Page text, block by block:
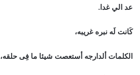
عد الي غدا.
كَانت لَه نبره غريبه،
الكلمات ألدارجه أستعصت شيئا ما فِى حلقه،